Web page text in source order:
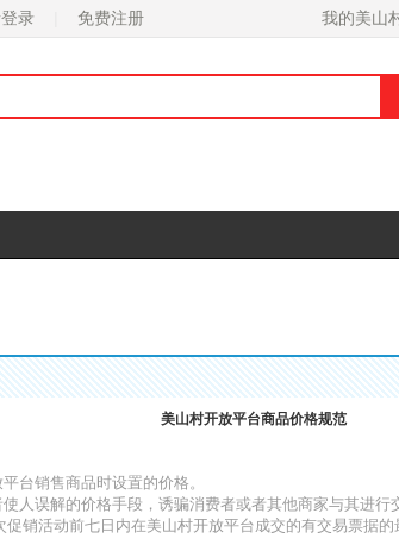
录 免费注册
美山村开放平台商品价格规范
台销售商品时设置的价格。
人误解的价格手段，诱骗消费者或者其他商家与其进行
销活动前七日内在美山村开放平台成交的有交易票据